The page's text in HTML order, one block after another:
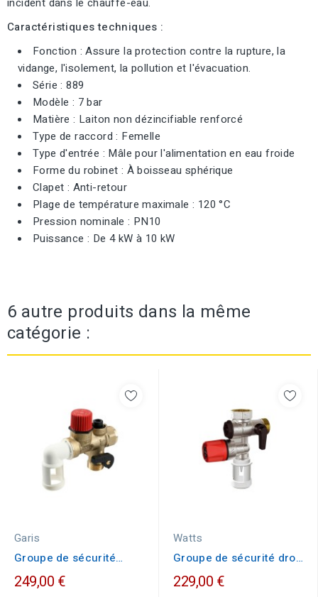
Caractéristiques techniques :
Fonction : Assure la protection contre la rupture, la
vidange, l'isolement, la pollution et l'évacuation.
Série : 889
Modèle : 7 bar
Matière : Laiton non dézincifiable renforcé
Type de raccord : Femelle
Type d'entrée : Mâle pour l'alimentation en eau froide
Forme du robinet : À boisseau sphérique
Clapet : Anti-retour
Plage de température maximale : 120 °C
Pression nominale : PN10
Puissance : De 4 kW à 10 kW
6 autre produits dans la même
catégorie :
Garis
Groupe de sécurité
coudé GARIS S0-GSEC-
C20
249,00 €
Watts
Groupe de sécurité droit
WATTS SFR 3/4''...
229,00 €